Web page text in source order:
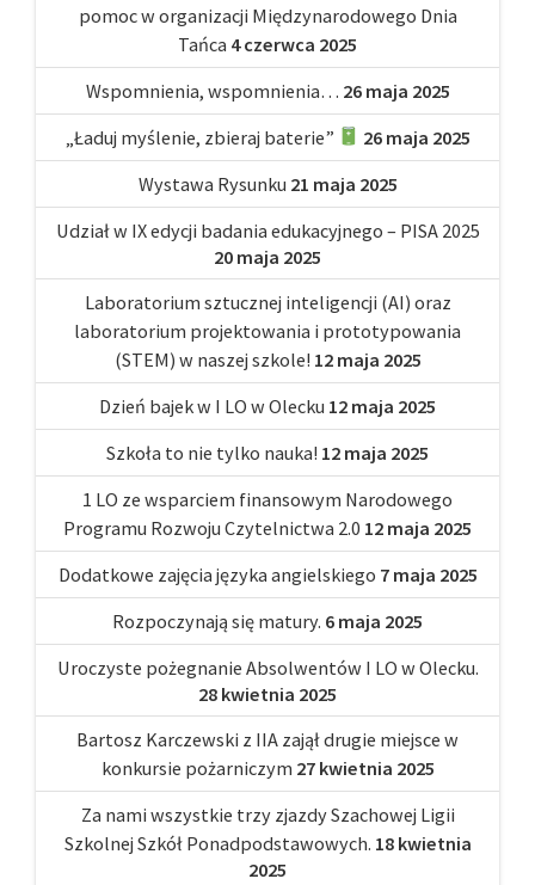
pomoc w organizacji Międzynarodowego Dnia
Tańca 4 czerwca 2025
Wspomnienia, wspomnienia… 26 maja 2025
„Ładuj myślenie, zbieraj baterie”
26 maja 2025
Wystawa Rysunku 21 maja 2025
Udział w IX edycji badania edukacyjnego – PISA 2025
20 maja 2025
Laboratorium sztucznej inteligencji (AI) oraz
laboratorium projektowania i prototypowania
(STEM) w naszej szkole! 12 maja 2025
Dzień bajek w I LO w Olecku 12 maja 2025
Szkoła to nie tylko nauka! 12 maja 2025
1 LO ze wsparciem finansowym Narodowego
Programu Rozwoju Czytelnictwa 2.0 12 maja 2025
Dodatkowe zajęcia języka angielskiego 7 maja 2025
Rozpoczynają się matury. 6 maja 2025
Uroczyste pożegnanie Absolwentów I LO w Olecku.
28 kwietnia 2025
Bartosz Karczewski z IIA zajął drugie miejsce w
konkursie pożarniczym 27 kwietnia 2025
Za nami wszystkie trzy zjazdy Szachowej Ligii
Szkolnej Szkół Ponadpodstawowych. 18 kwietnia
2025